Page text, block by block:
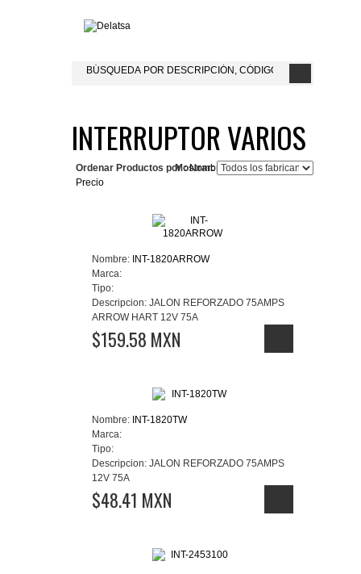
INTERRUPTOR VARIOS
Mostrar:
Ordenar Productos por : Nombre del Producto+
Precio
Nombre: INT-1820ARROW
Marca:
Tipo:
Descripcion: JALON REFORZADO 75AMPS
ARROW HART 12V 75A
$159.58 MXN
Nombre: INT-1820TW
Marca:
Tipo:
Descripcion: JALON REFORZADO 75AMPS
12V 75A
$48.41 MXN